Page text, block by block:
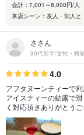
会計：7,001～8,000円/人
来店シーン：友人・知人と
ささん
30代前半/女性・投
4.0
アフタヌーンティーで利
アイスティーの結露で
く対応頂きありがとうご